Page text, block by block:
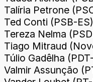
Talíria Petrone
Ted Conti (PSB-ES)
Tereza Nelma
Tiago Mitraud
Túlio Gadêlha
Valmir Assunção